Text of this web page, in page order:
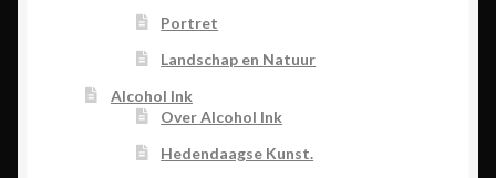
Portret
Landschap en Natuur
Alcohol Ink
Over Alcohol Ink
Hedendaagse Kunst.